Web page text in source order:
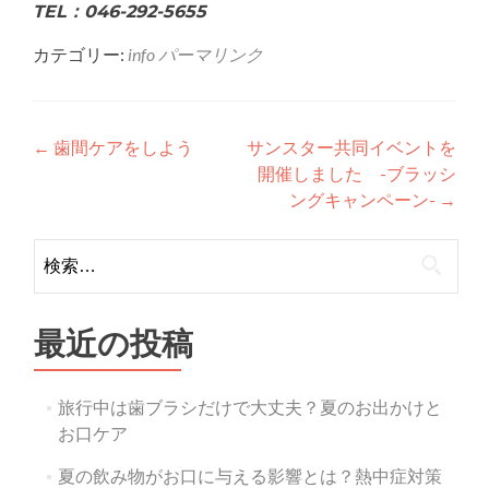
TEL：046-292-5655
カテゴリー: info パーマリンク
投
ナ
ビ
ゲ
ー
シ
ョ
ン
← 歯間ケアをしよう
サンスター共同イベントを
開催しました -ブラッシ
ングキャンペーン- →
索:
最近の投稿
旅行中は歯ブラシだけで大丈夫？夏のお出かけと
お口ケア
夏の飲み物がお口に与える影響とは？熱中症対策